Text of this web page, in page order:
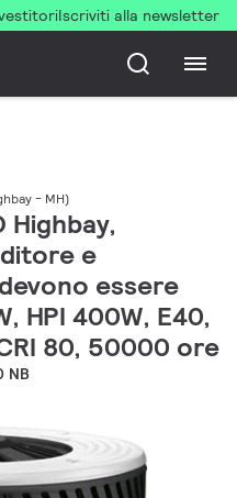
Iscriviti alla newsletter
- MH)
Highbay,
e
essere
HPI 400W, E40,
80, 50000 ore
NB